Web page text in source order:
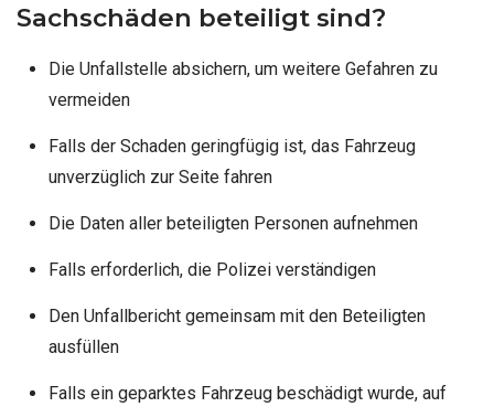
Sachschäden beteiligt sind?
Die Unfallstelle absichern, um weitere Gefahren zu
vermeiden
Falls der Schaden geringfügig ist, das Fahrzeug
unverzüglich zur Seite fahren
Die Daten aller beteiligten Personen aufnehmen
Falls erforderlich, die Polizei verständigen
Den Unfallbericht gemeinsam mit den Beteiligten
ausfüllen
Falls ein geparktes Fahrzeug beschädigt wurde, auf